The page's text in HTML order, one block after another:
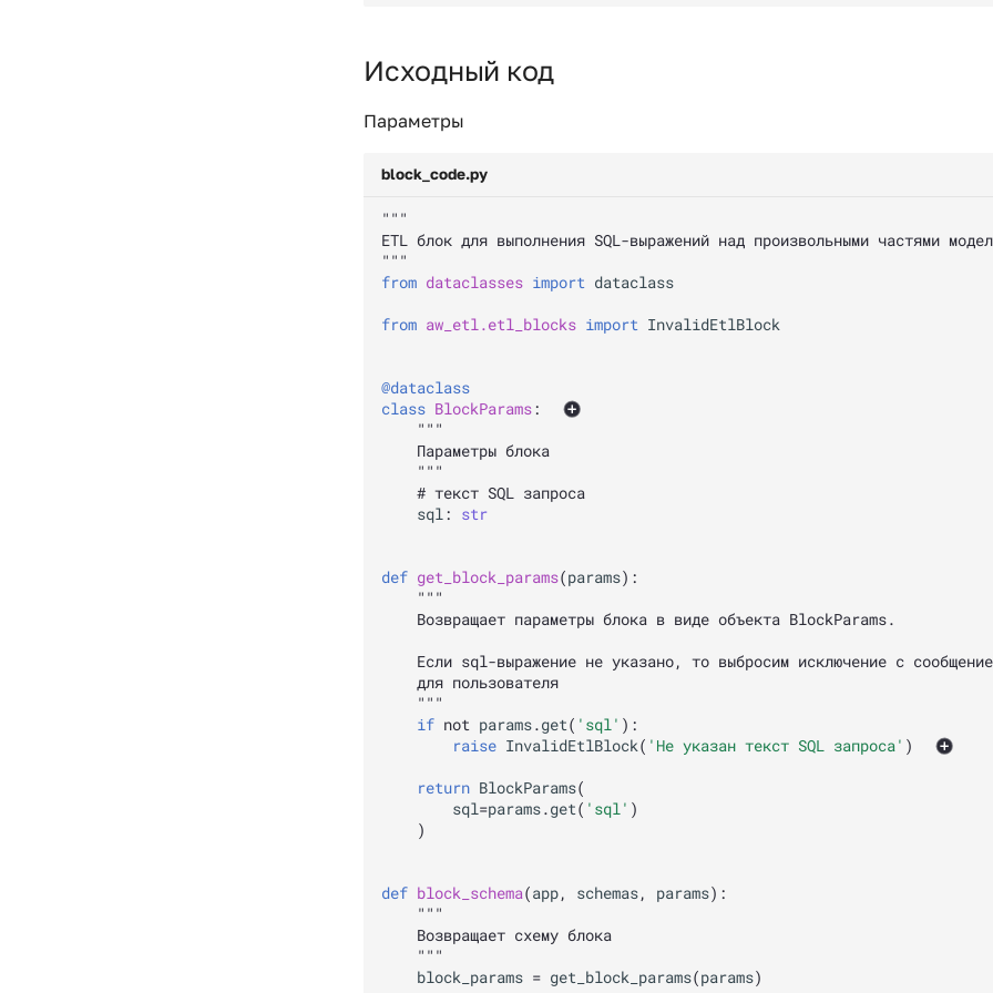
Исходный код
Параметры
block_code.py
"""
ETL блок для выполнения SQL-выражений над произвольными частями
"""
from dataclasses import dataclass
from aw_etl.etl_blocks import InvalidEtlBlock
@dataclass
class BlockParams:
"""
    Параметры блока
    """
# текст SQL запроса
sql: str
def get_block_params(params):
"""
    Возвращает параметры блока в виде объекта BlockParams.
Если sql-выражение не указано, то выбросим исключение c
    для пользователя
    """
if not params.get( 'sql' ):
raise InvalidEtlBlock( 'Не указан текст SQL запроса' )
return BlockParams(
sql=params.get( 'sql' )
)
def block_schema(app, schemas, params):
"""
    Возвращает схему блока
    """
block_params = get_block_params(params)